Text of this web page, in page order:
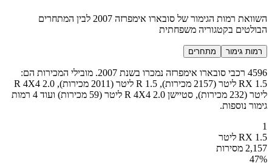
השוואת רמות הגימור של סובארו אימפרזה 2007 לבין המתחרים
הבולטים בקטגוריה משפחתית
רמות גימור מתחרים
4596 רכבי סובארו אימפרזה נמכרו בשנת 2007. מובילי המכירות הם:
RX 1.5 ליטר (2157 מכירות), R 1.5 ליטר (2011 מכירות), R 4X4 2.0
ליטר (232 מכירות), סטיישן R 4X4 2.0 ליטר (59 מכירות) ועוד 4 רמות
גימור נוספות.
1
RX 1.5 ליטר
2,157 מסירות
47%